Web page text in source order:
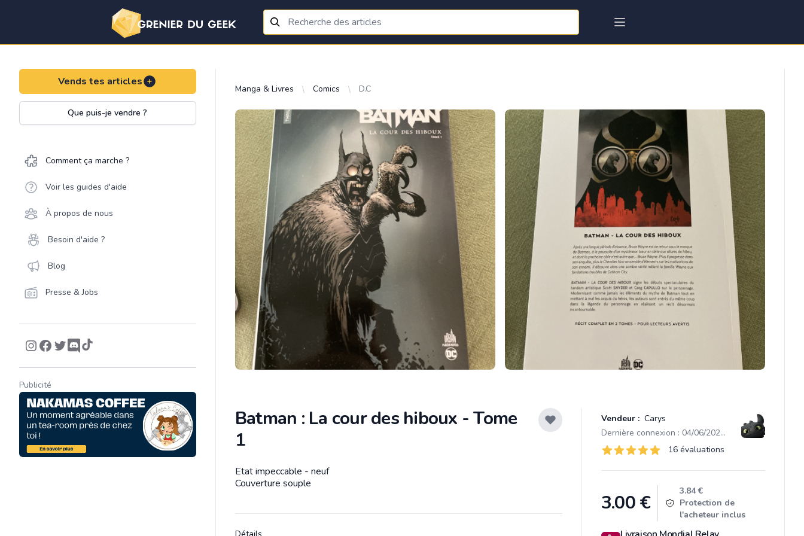
Vends tes articles
Que puis-je vendre ?
Comment ça marche ?
Voir les guides d'aide
À propos de nous
Besoin d'aide ?
Blog
Presse & Jobs
Publicité
Manga & Livres Comics D.C
Batman : La cour des hiboux - Tome
1
Vendeur : Carys
Dernière connexion : 04/06/2026 16:48
Évaluations
16 sur 5 étoiles 16 évaluations
Product information
3.00€
3.84 €
Protection de
l'acheteur inclus
Description
Etat impeccable - neuf
Couverture souple